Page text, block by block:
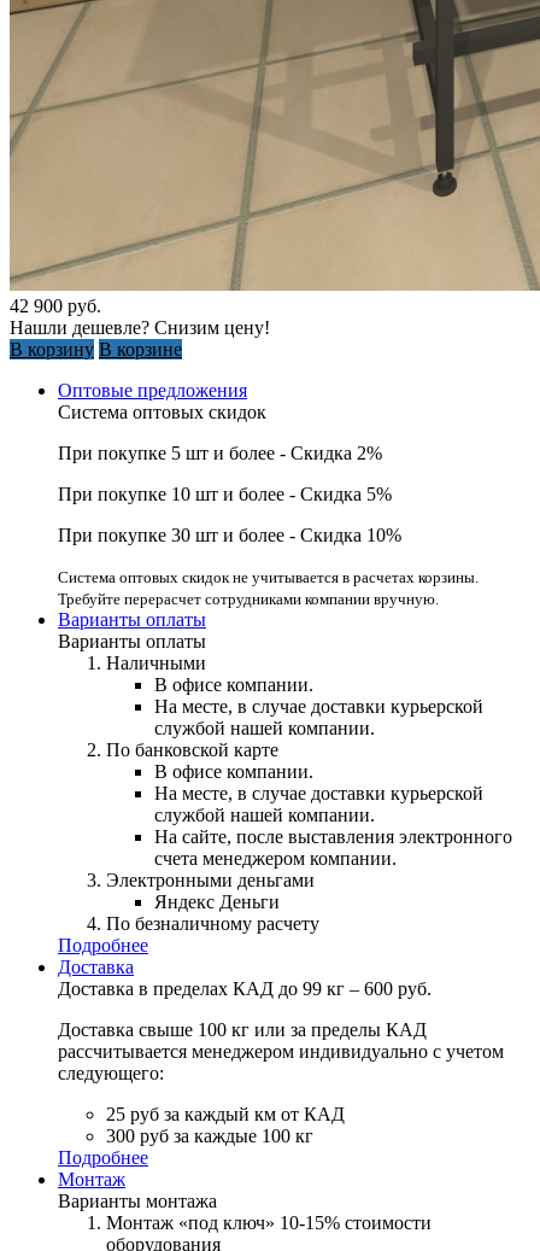
42 900 руб.
Нашли дешевле? Снизим цену!
В корзину В корзине
Оптовые предложения
Система оптовых скидок
При покупке 5 шт и более - Скидка 2%
При покупке 10 шт и более - Скидка 5%
При покупке 30 шт и более - Скидка 10%
Система оптовых скидок не учитывается в расчетах корзины.
Требуйте перерасчет сотрудниками компании вручную.
Варианты оплаты
Варианты оплаты
Наличными
В офисе компании.
На месте, в случае доставки курьерской
службой нашей компании.
По банковской карте
В офисе компании.
На месте, в случае доставки курьерской
службой нашей компании.
На сайте, после выставления электронного
счета менеджером компании.
Электронными деньгами
Яндекс Деньги
По безналичному расчету
Подробнее
Доставка
Доставка в пределах КАД до 99 кг – 600 руб.
Доставка свыше 100 кг или за пределы КАД
рассчитывается менеджером индивидуально с учетом
следующего:
25 руб за каждый км от КАД
300 руб за каждые 100 кг
Подробнее
Монтаж
Варианты монтажа
Монтаж «под ключ» 10-15% стоимости
оборудования